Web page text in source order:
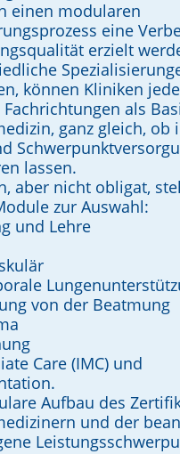
einen modularen
eine
erzielt
können Kliniken
als
ganz gleich, ob
lassen.
aber nicht obligat,
zur Auswahl:
und Lehre
von der Beatmung
Care (IMC) und
Aufbau des
und der